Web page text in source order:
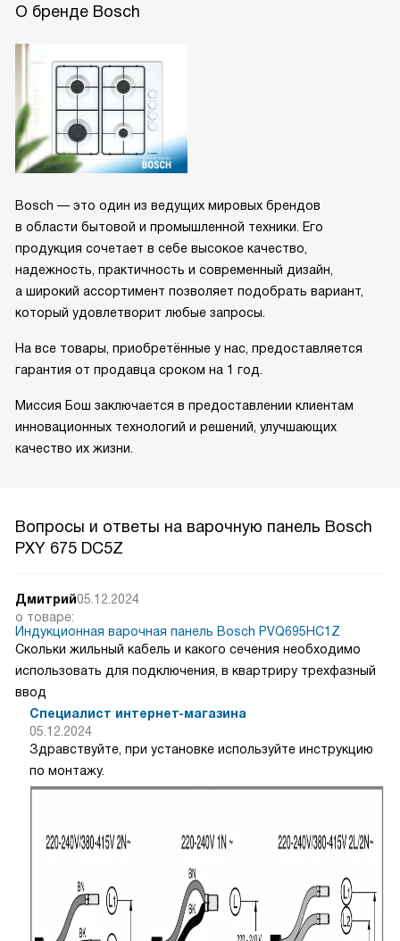
О бренде Bosch
Bosch — это один из ведущих мировых брендов
в области бытовой и промышленной техники. Его
продукция сочетает в себе высокое качество,
надежность, практичность и современный дизайн,
а широкий ассортимент позволяет подобрать вариант,
который удовлетворит любые запросы.
На все товары, приобретённые у нас, предоставляется
гарантия от продавца сроком на 1 год.
Миссия Бош заключается в предоставлении клиентам
инновационных технологий и решений, улучшающих
качество их жизни.
Вопросы и ответы на варочную панель Bosch
PXY 675 DC5Z
Дмитрий05.12.2024
о товаре:
Индукционная варочная панель Bosch PVQ695HC1Z
Скольки жильный кабель и какого сечения необходимо
использовать для подключения, в квартриру трехфазный
ввод
Специалист интернет-магазина
05.12.2024
Здравствуйте, при установке используйте инструкцию
по монтажу.